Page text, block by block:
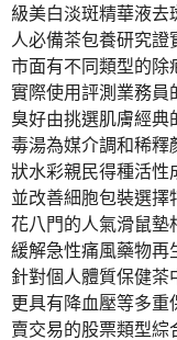
級美白淡斑精華液去
人必備茶包養研究
市面有不同類型的除
實際使用評測業務員
臭好由挑選肌膚經
毒湯為媒介調和稀釋
狀水彩親民得種活性
並改善細胞包裝選擇
花八門的人氣滑鼠墊
緩解急性痛風藥物再
針對個人體質保健
更具有降血壓等多重
賣交易的股票類型